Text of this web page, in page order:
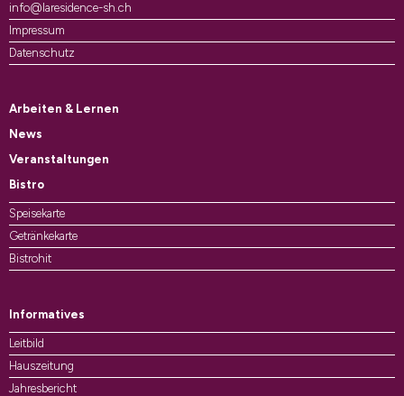
info@laresidence-sh.ch
Impressum
Datenschutz
Arbeiten & Lernen
News
Veranstaltungen
Bistro
Speisekarte
Getränkekarte
Bistrohit
Informatives
Leitbild
Hauszeitung
Jahresbericht